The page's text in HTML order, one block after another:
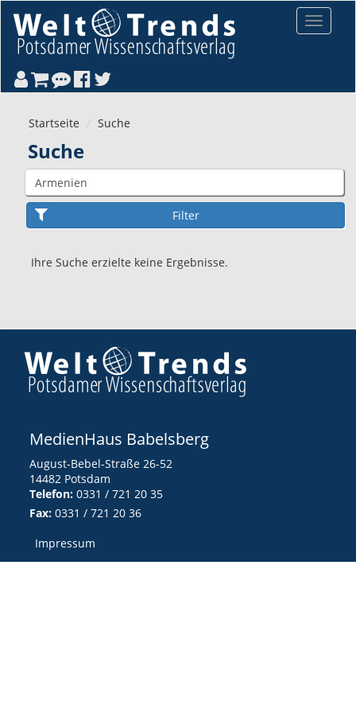
Toggle
Startseite Suche
Suche
Ihre Suche erzielte keine Ergebnisse.
MedienHaus Babelsberg
August-Bebel-Straße 26-52
14482 Potsdam
Telefon: 0331 / 721 20 35
Fax: 0331 / 721 20 36
Impressum